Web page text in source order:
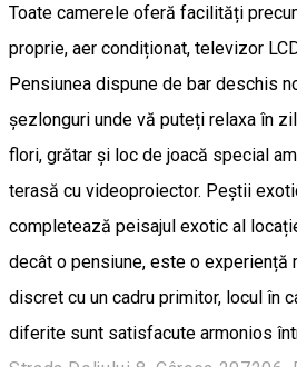
Toate camerele oferă facilități
proprie, aer condiționat, televizor
Pensiunea dispune de bar deschis
șezlonguri unde vă puteți relaxa în
flori, grătar și loc de joacă special
terasă cu videoproiector. Peștii
completează peisajul exotic al
decât o pensiune, este o experiență
discret cu un cadru primitor, locul în
diferite sunt satisfacute armonios